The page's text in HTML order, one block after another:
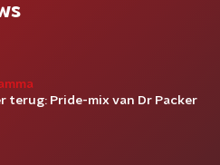
terug: Pride-mix van Dr Packer